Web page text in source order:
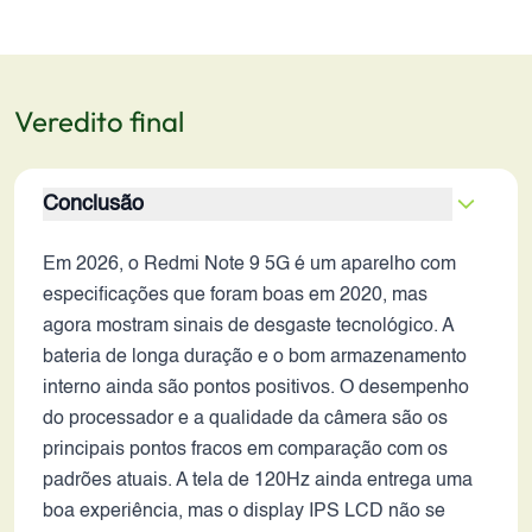
Veredito final
Conclusão
Em 2026, o Redmi Note 9 5G é um aparelho com
especificações que foram boas em 2020, mas
agora mostram sinais de desgaste tecnológico. A
bateria de longa duração e o bom armazenamento
interno ainda são pontos positivos. O desempenho
do processador e a qualidade da câmera são os
principais pontos fracos em comparação com os
padrões atuais. A tela de 120Hz ainda entrega uma
boa experiência, mas o display IPS LCD não se